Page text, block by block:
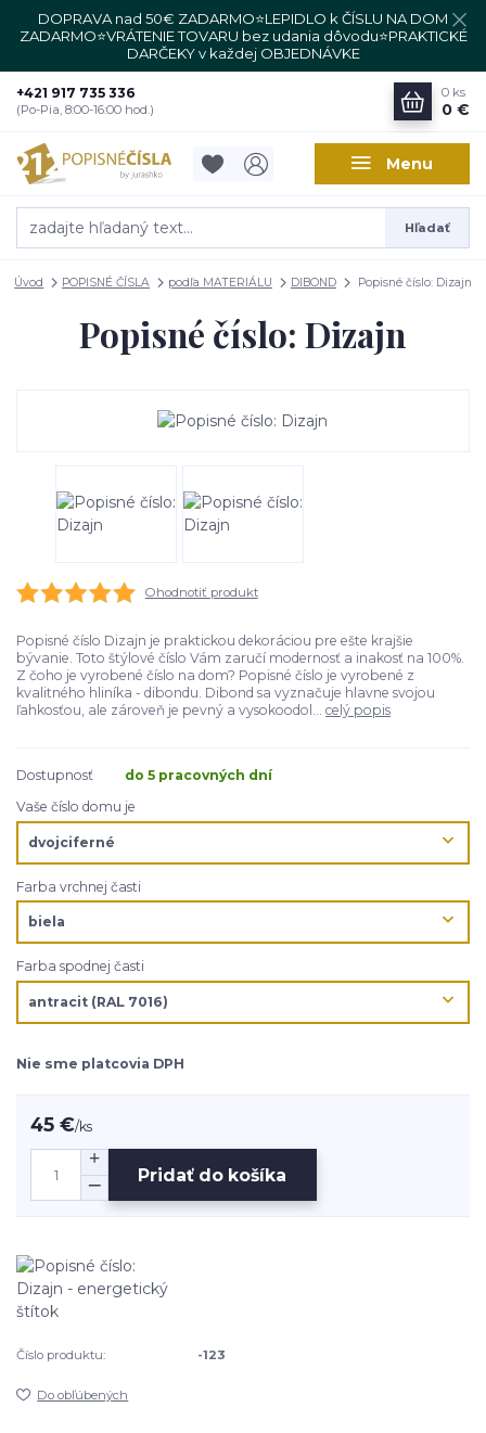
DOPRAVA nad 50€ ZADARMO⭐LEPIDLO k ČÍSLU NA DOM
ZADARMO⭐VRÁTENIE TOVARU bez udania dôvodu⭐PRAKTICKÉ
DARČEKY v každej OBJEDNÁVKE
Menu
Hľadať
+421 917 735 336
(Po-Pia, 8:00-16:00 hod.)
0 ks
0 €
Úvod POPISNÉ ČÍSLA podľa MATERIÁLU DIBOND Popisné číslo: Dizajn
Popisné číslo: Dizajn
Ohodnotiť produkt
Popisné číslo Dizajn je praktickou dekoráciou pre ešte krajšie
bývanie. Toto štýlové číslo Vám zaručí modernosť a inakosť na 100%.
Z čoho je vyrobené číslo na dom? Popisné číslo je vyrobené z
kvalitného hliníka - dibondu. Dibond sa vyznačuje hlavne svojou
ľahkosťou, ale zároveň je pevný a vysokoodol... celý popis
Dostupnosť
do 5 pracovných dní
Vaše číslo domu je
Farba vrchnej časti
Farba spodnej časti
Nie sme platcovia DPH
45 €/ks
Pridať do košíka
Číslo produktu: -123
Do obľúbených